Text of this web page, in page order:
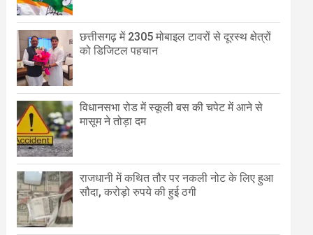
छत्तीसगढ़ में 2305 मोबाइल टावरों से दूरस्थ क्षेत्रों
को डिजिटल पहचान
विधानसभा रोड में स्कूली बस की चपेट में आने से
मासूम ने तोड़ा दम
राजधानी में कथित तौर पर नकली नोट के लिए हुआ
सौदा, करोड़ो रुपये की हुई ठगी